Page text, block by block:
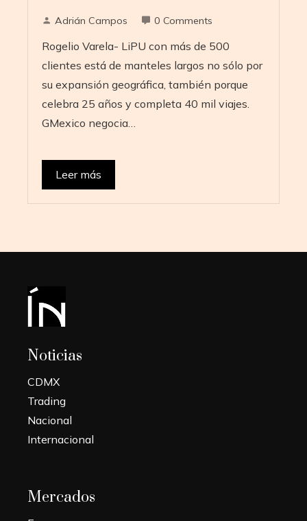
Adrián Campos 0 Comments
Rogelio Varela- LiPU con más de 500
clientes está de manteles largos no sólo por
su expansión geográfica, también porque
celebra 25 años y completa 40 mil viajes.
GMexico negocia…
Leer más
Noticias
CDMX
Trading
Nacional
Internacional
Mercados